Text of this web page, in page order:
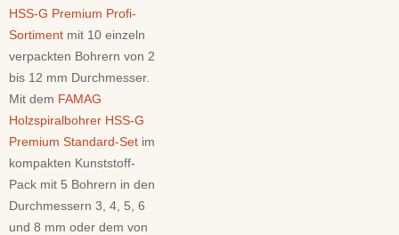
HSS-G Premium Profi-
Sortiment mit 10 einzeln
verpackten Bohrern von 2
bis 12 mm Durchmesser.
Mit dem FAMAG
Holzspiralbohrer HSS-G
Premium Standard-Set im
kompakten Kunststoff-
Pack mit 5 Bohrern in den
Durchmessern 3, 4, 5, 6
und 8 mm oder dem von